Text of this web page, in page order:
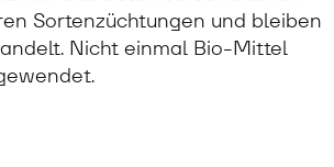
Sortenzüchtungen und bleiben
Nicht einmal Bio-Mittel